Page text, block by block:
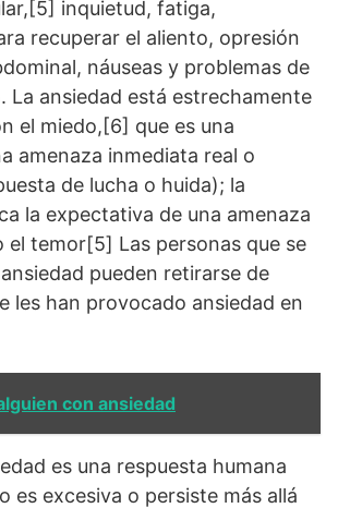
inquietud, fatiga,
recuperar el aliento, opresión
náuseas y problemas de
La ansiedad está estrechamente
el miedo,[6] que es una
amenaza inmediata real o
de lucha o huida); la
la expectativa de una amenaza
el temor[5] Las personas que se
pueden retirarse de
les han provocado ansiedad en
con ansiedad
es una respuesta humana
es excesiva o persiste más allá